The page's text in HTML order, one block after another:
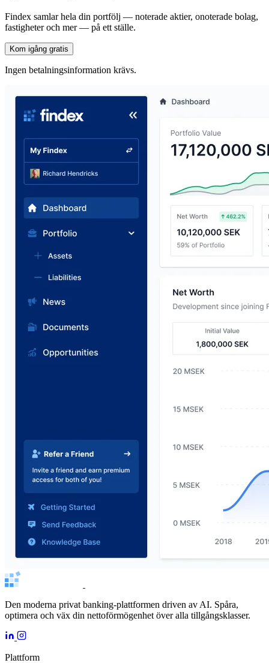
Findex samlar hela din portfölj — noterade aktier, onoterade bolag,
fastigheter och mer — på ett ställe.
Kom igång gratis
Ingen betalningsinformation krävs.
Den moderna privat banking-plattformen driven av AI. Spåra,
optimera och väx din nettoförmögenhet över alla tillgångsklasser.
Plattform